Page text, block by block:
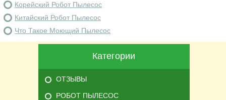
Корейский Робот Пылесос
Китайский Робот Пылесос
Что Такое Моющий Пылесос
Категории
ОТЗЫВЫ
РОБОТ ПЫЛЕСОС